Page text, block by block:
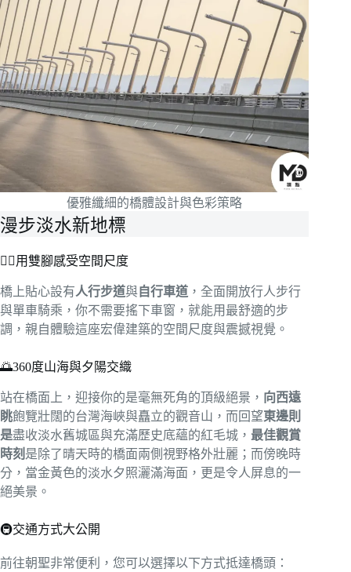
優雅纖細的橋體設計與色彩策略
漫步淡水新地標
🚶‍♂️用雙腳感受空間尺度
橋上貼心設有人行步道與自行車道 ，全面開放行人步行
與單車騎乘，你不需要搖下車窗，就能用最舒適的步
調，親自體驗這座宏偉建築的空間尺度與震撼視覺。
🌅360度山海與夕陽交織
站在橋面上，迎接你的是毫無死角的頂級絕景， 向西遠
眺飽覽壯闊的台灣海峽與矗立的觀音山，而回望東邊則
是盡收淡水舊城區與充滿歷史底蘊的紅毛城， 最佳觀賞
時刻 是除了晴天時的橋面兩側視野格外壯麗；而傍晚時
分，當金黃色的淡水夕照灑滿海面，更是令人屏息的一
絕美景。
🚇交通方式大公開
前往朝聖非常便利，您可以選擇以下方式抵達橋頭：